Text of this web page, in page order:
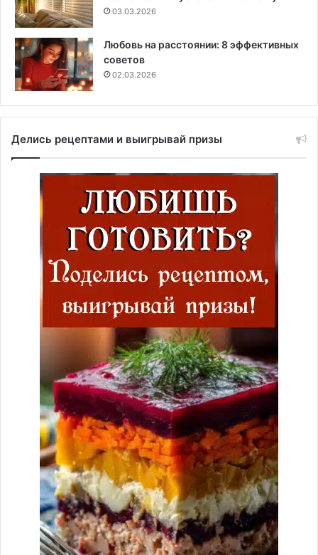
03.03.2026
Любовь на расстоянии: 8 эффективных
советов
02.03.2026
Делись рецептами и выигрывай призы